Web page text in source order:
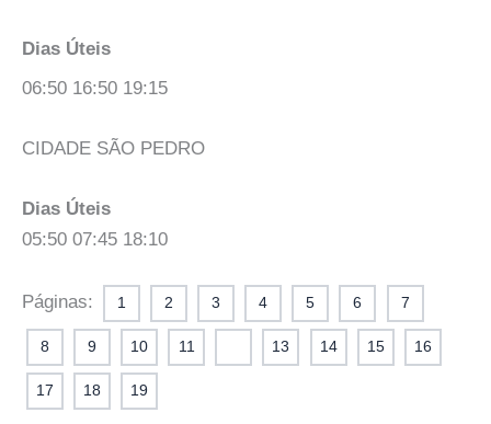
Dias Úteis
06:50 16:50 19:15
CIDADE SÃO PEDRO
Dias Úteis
05:50 07:45 18:10
Páginas: 1 2 3 4 5 6 7
8 9 10 11 13 14 15 16
17 18 19